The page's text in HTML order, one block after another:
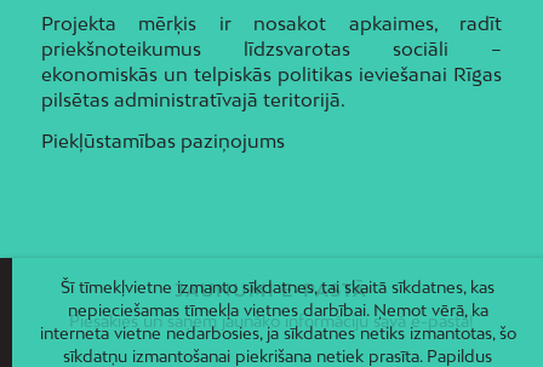
Projekta mērķis ir nosakot apkaimes, radīt
priekšnoteikumus līdzsvarotas sociāli –
ekonomiskās un telpiskās politikas ieviešanai Rīgas
pilsētas administratīvajā teritorijā.
Piekļūstamības paziņojums
JAUNUMI E-PASTĀ
Piesakies un saņem jaunāko informāciju savā e-pastā!
Šī tīmekļvietne izmanto sīkdatnes, tai skaitā sīkdatnes, kas
nepieciešamas tīmekļa vietnes darbībai. Ņemot vērā, ka
interneta vietne nedarbosies, ja sīkdatnes netiks izmantotas, šo
sīkdatņu izmantošanai piekrišana netiek prasīta. Papildus